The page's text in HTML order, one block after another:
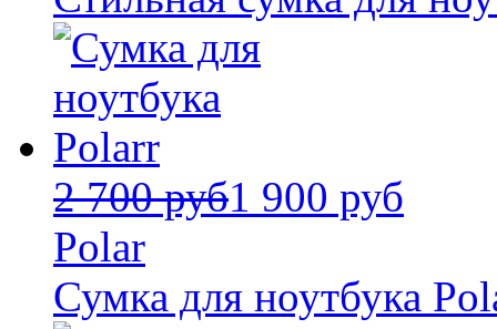
2 700 руб1 900 руб
Polar
Сумка для ноутбука